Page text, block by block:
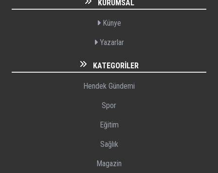
KURUMSAL
Künye
Yazarlar
KATEGORILER
Hendek Gündemi
Spor
Eğitim
Sağlık
Magazin